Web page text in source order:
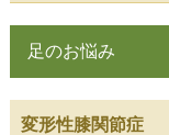
足のお悩み
変形性膝関節症